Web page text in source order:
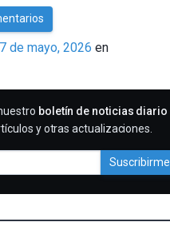
de mayo, 2026 en
boletín de noticias diario
y otras actualizaciones.
Suscribirme